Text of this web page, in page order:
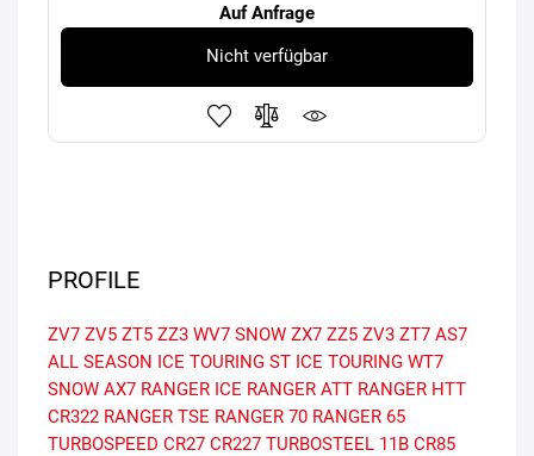
Auf Anfrage
Nicht verfügbar
PROFILE
ZV7 ZV5 ZT5 ZZ3 WV7 SNOW ZX7 ZZ5 ZV3 ZT7 AS7
ALL SEASON ICE TOURING ST ICE TOURING WT7
SNOW AX7 RANGER ICE RANGER ATT RANGER HTT
CR322 RANGER TSE RANGER 70 RANGER 65
TURBOSPEED CR27 CR227 TURBOSTEEL 11B CR85